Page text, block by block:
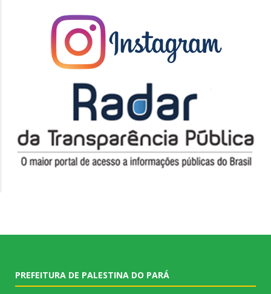
PREFEITURA DE PALESTINA DO PARÁ